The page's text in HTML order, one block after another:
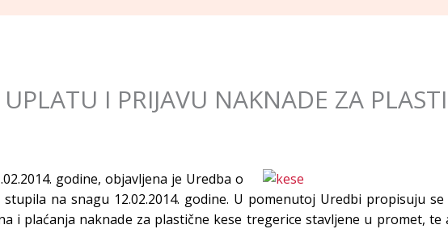
I PRIJAVU NAKNADE ZA
godine, objavljena je Uredba o
na snagu 12.02.2014. godine. U pomenutoj Uredbi propisuju se
i plaćanja naknade za plastične kese tregerice stavljene u promet, te